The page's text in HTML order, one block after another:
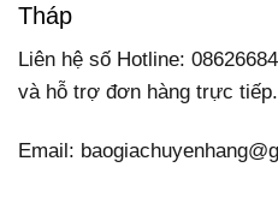
Tháp
Liên hệ số Hotline:
và hỗ trợ đơn hàng trực tiếp.
Email: